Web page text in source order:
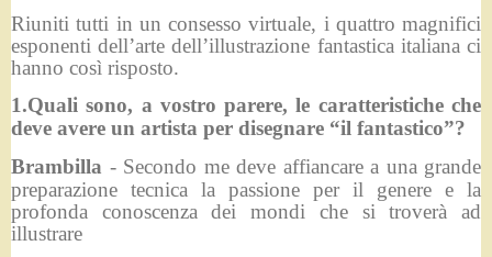
Riuniti tutti in un consesso virtuale, i quattro magnifici
esponenti dell’arte dell’illustrazione fantastica italiana ci
hanno così risposto.
1.Quali sono, a vostro parere, le caratteristiche che
deve avere un artista per disegnare “il fantastico”?
Brambilla - Secondo me deve affiancare a una grande
preparazione tecnica la passione per il genere e la
profonda conoscenza dei mondi che si troverà ad
illustrare